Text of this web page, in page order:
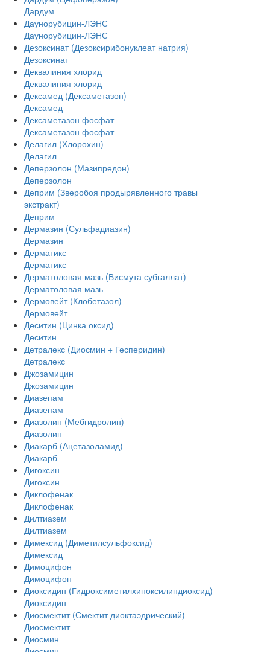
Дардум
Даунорубицин-ЛЭНС
Даунорубицин-ЛЭНС
Дезоксинат (Дезоксирибонуклеат натрия)
Дезоксинат
Деквалиния хлорид
Деквалиния хлорид
Дексамед (Дексаметазон)
Дексамед
Дексаметазон фосфат
Дексаметазон фосфат
Делагил (Хлорохин)
Делагил
Деперзолон (Мазипредон)
Деперзолон
Деприм (Зверобоя продырявленного травы
экстракт)
Деприм
Дермазин (Сульфадиазин)
Дермазин
Дерматикс
Дерматикс
Дерматоловая мазь (Висмута субгаллат)
Дерматоловая мазь
Дермовейт (Клобетазол)
Дермовейт
Деситин (Цинка оксид)
Деситин
Детралекс (Диосмин + Гесперидин)
Детралекс
Джозамицин
Джозамицин
Диазепам
Диазепам
Диазолин (Мебгидролин)
Диазолин
Диакарб (Ацетазоламид)
Диакарб
Дигоксин
Дигоксин
Диклофенак
Диклофенак
Дилтиазем
Дилтиазем
Димексид (Диметилсульфоксид)
Димексид
Димоцифон
Димоцифон
Диоксидин (Гидроксиметилхиноксилиндиоксид)
Диоксидин
Диосмектит (Смектит диоктаэдрический)
Диосмектит
Диосмин